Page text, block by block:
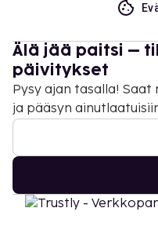
Älä jää paitsi –
päivitykset
Pysy ajan tasalla!
ja pääsyn